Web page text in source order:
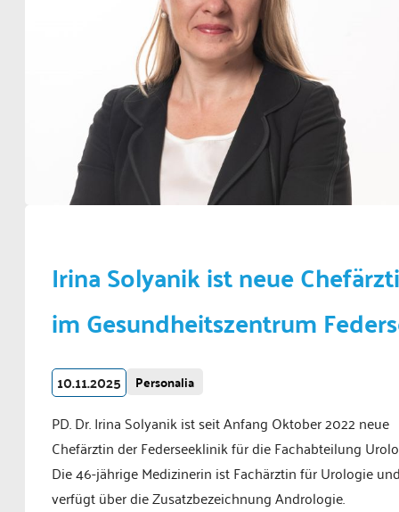
Irina Solyanik ist neue
im Gesundheitszentrum
10.11.2025 Personalia
PD. Dr. Irina Solyanik ist seit Anfang Oktober 2022 neue
Chefärztin der Federseeklinik für die Fachabteilung
Die 46-jährige Medizinerin ist Fachärztin für Urologie
verfügt über die Zusatzbezeichnung Andrologie.